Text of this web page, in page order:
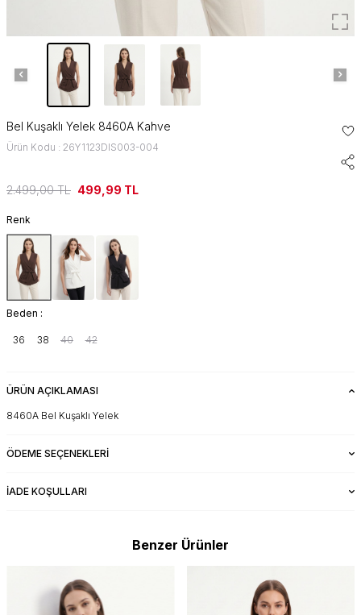
Bel Kuşaklı Yelek 8460A Kahve
Ürün Kodu : 26Y1123DIS003-004
2.499,00TL 499,99 TL
Renk
Beden :
36 38 40 42
ÜRÜN AÇIKLAMASI
8460A Bel Kuşaklı Yelek
ÖDEME SEÇENEKLERI
İADE KOŞULLARI
Benzer Ürünler